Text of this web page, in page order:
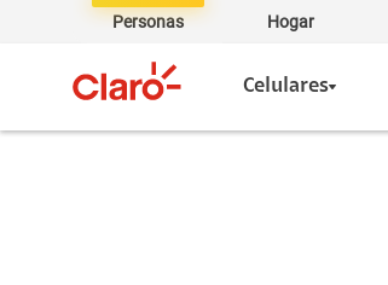
Personas Hogar
Celulares